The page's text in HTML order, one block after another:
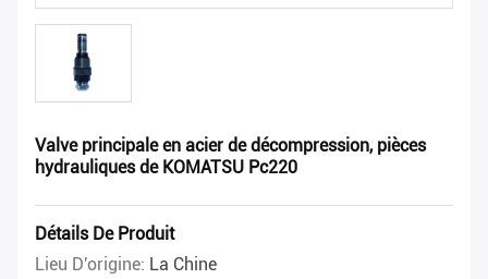
Valve principale en acier de décompression, pièces
hydrauliques de KOMATSU Pc220
Détails De Produit
Lieu D'origine: La Chine